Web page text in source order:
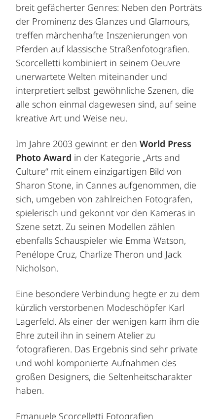
breit gefächerter Genres: Neben den Porträts
der Prominenz des Glanzes und Glamours,
treffen märchenhafte Inszenierungen von
Pferden auf klassische Straßenfotografien.
Scorcelletti kombiniert in seinem Oeuvre
unerwartete Welten miteinander und
interpretiert selbst gewöhnliche Szenen, die
alle schon einmal dagewesen sind, auf seine
kreative Art und Weise neu.
Im Jahre 2003 gewinnt er den World Press
Photo Award in der Kategorie „Arts and
Culture“ mit einem einzigartigen Bild von
Sharon Stone, in Cannes aufgenommen, die
sich, umgeben von zahlreichen Fotografen,
spielerisch und gekonnt vor den Kameras in
Szene setzt. Zu seinen Modellen zählen
ebenfalls Schauspieler wie Emma Watson,
Penélope Cruz, Charlize Theron und Jack
Nicholson.
Eine besondere Verbindung hegte er zu dem
kürzlich verstorbenen Modeschöpfer Karl
Lagerfeld. Als einer der wenigen kam ihm die
Ehre zuteil ihn in seinem Atelier zu
fotografieren. Das Ergebnis sind sehr private
und wohl komponierte Aufnahmen des
großen Designers, die Seltenheitscharakter
haben.
Emanuele Scorcelletti Fotografien